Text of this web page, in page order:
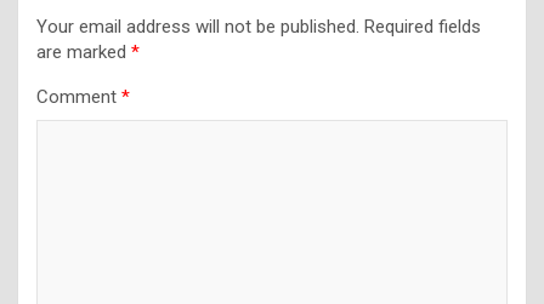
Your email address will not be published. Required fields
are marked *
Comment *